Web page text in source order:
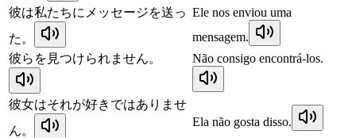
彼は私たちにメッセージを送っ
た。
Ele nos enviou uma
mensagem.
彼らを見つけられません。
Não consigo encontrá-los.
彼女はそれが好きではありませ
ん。
Ela não gosta disso.